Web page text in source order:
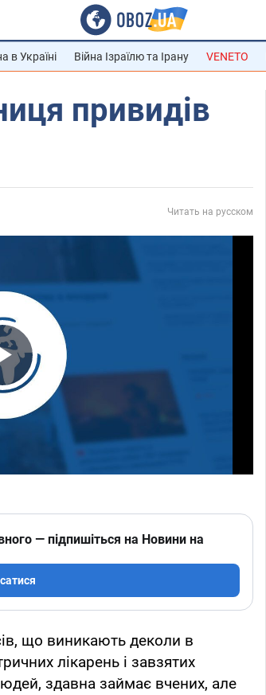
в Україні Війна Ізраїлю та Ірану VENETO
привидів
Читать на русском
Video
— підпишіться на Новини на
що виникають деколи в
лікарень і завзятих
здавна займає вчених, але